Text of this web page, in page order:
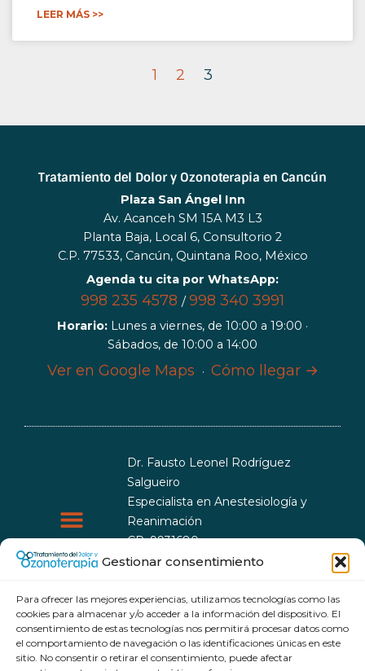
Gestionar consentimiento
Para ofrecer las mejores experiencias, utilizamos tecnologías como las
cookies para almacenar y/o acceder a la información del dispositivo. El
consentimiento de estas tecnologías nos permitirá procesar datos como
el comportamiento de navegación o las identificaciones únicas en este
sitio. No consentir o retirar el consentimiento, puede afectar
LEER MÁS >>
1 2 3
Tratamiento del Dolor y Ozonoterapia en Cancún
Plaza San Ángel Inn
Av. Acanceh SM 15A M3 L3
Planta Baja, Local 6, Consultorio 2
C.P. 77533, Cancún, Quintana Roo, México
Agenda tu cita por WhatsApp:
998 235 4578 /998 340 3991
Horario: Lunes a viernes, de 10:00 a 19:00 ·
Sábados, de 10:00 a 14:00
Ver en Google Maps · Cómo llegar →
Dr. Fausto Leonel Rodríguez
Salgueiro
Especialista en Anestesiología y
Reanimación
CP: 9931680
CEsp: 9999993
© 2026 Tratamiento del dolor y Ozonoterapia. Todos los